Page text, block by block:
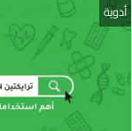
أدوية